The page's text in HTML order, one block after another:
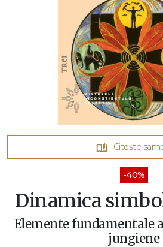
Citește
-40%
Dinamica
Elemente fundamentale
jungiene